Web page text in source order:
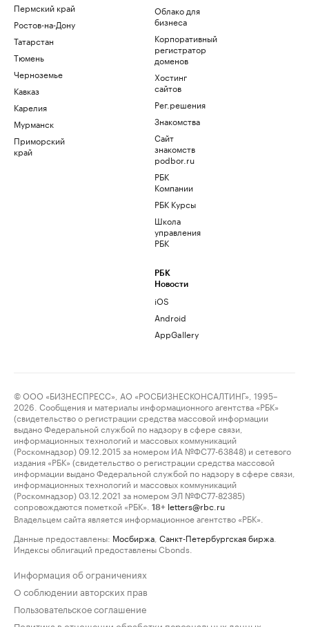
Пермский край
Ростов-на-Дону
Татарстан
Тюмень
Черноземье
Кавказ
Карелия
Мурманск
Приморский
край
Облако для
бизнеса
Корпоративный
регистратор
доменов
Хостинг
сайтов
Рег.решения
Знакомства
Сайт
знакомств
podbor.ru
РБК
Компании
РБК Курсы
Школа
управления
РБК
РБК
Новости
iOS
Android
AppGallery
© ООО «БИЗНЕСПРЕСС», АО «РОСБИЗНЕСКОНСАЛТИНГ», 1995–
2026. Сообщения и материалы информационного агентства «РБК»
(свидетельство о регистрации средства массовой информации
выдано Федеральной службой по надзору в сфере связи,
информационных технологий и массовых коммуникаций
(Роскомнадзор) 09.12.2015 за номером ИА №ФС77-63848) и сетевого
издания «РБК» (свидетельство о регистрации средства массовой
информации выдано Федеральной службой по надзору в сфере связи,
информационных технологий и массовых коммуникаций
(Роскомнадзор) 03.12.2021 за номером ЭЛ №ФС77-82385)
сопровождаются пометкой «РБК».
18+ letters@rbc.ru
Владельцем сайта является информационное агентство «РБК».
Данные предоставлены: Мосбиржа Санкт-Петербургская биржа
Индексы облигаций предоставлены Cbonds.
Информация об ограничениях
О соблюдении авторских прав
Пользовательское соглашение